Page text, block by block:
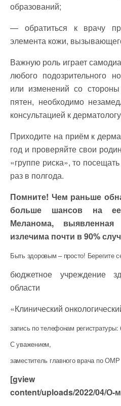
образований;
— обратиться к врачу
элемента кожи,
Важную роль играет
любого подозрительного
или изменений со
пятен, необходимо
консультацией к
Приходите на приём к
год и проверяйте свои
«группе риска», то
раз в полгода.
Помните! Чем раньше
больше шансов на ее
Меланома,
излечима почти в 90%
Быть здоровым – просто! Берегите
бюджетное учреждение
области
«Клинический
запись по телефонам
С уважением,
заместитель главного врача по
[gview
content/uploads/2022/04/О-